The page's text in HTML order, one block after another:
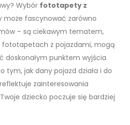
Wybór fototapety z
może fascynować zarówno
– są ciekawym tematem,
fototapetach z pojazdami, mogą
doskonałym punktem wyjścia
tym, jak dany pojazd działa i do
zainteresowania
dziecko poczuje się bardziej